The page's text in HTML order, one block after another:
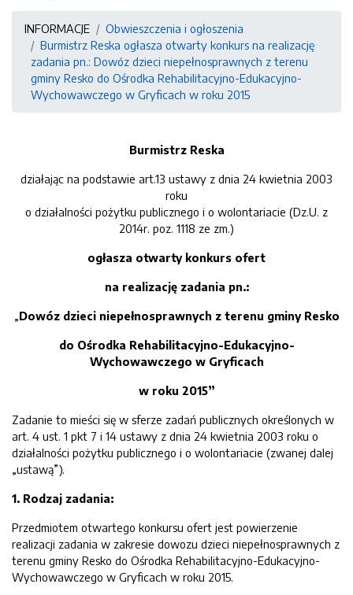
INFORMACJE
Obwieszczenia i ogłoszenia
Burmistrz Reska ogłasza otwarty konkurs na realizację
zadania pn.: Dowóz dzieci niepełnosprawnych z terenu
gminy Resko do Ośrodka Rehabilitacyjno-Edukacyjno-
Wychowawczego w Gryficach w roku 2015
Burmistrz Reska
działając na podstawie art.13 ustawy z dnia 24 kwietnia 2003
roku
o działalności pożytku publicznego i o wolontariacie (Dz.U. z
2014r. poz. 1118 ze zm.)
ogłasza otwarty konkurs ofert
na realizację zadania pn.:
„Dowóz dzieci niepełnosprawnych z terenu gminy Resko
do Ośrodka Rehabilitacyjno-Edukacyjno-
Wychowawczego w Gryficach
w roku 2015”
Zadanie to mieści się w sferze zadań publicznych określonych w
art. 4 ust. 1 pkt 7 i 14 ustawy z dnia 24 kwietnia 2003 roku o
działalności pożytku publicznego i o wolontariacie (zwanej dalej
„ustawą”).
1. Rodzaj zadania:
Przedmiotem otwartego konkursu ofert jest powierzenie
realizacji zadania w zakresie dowozu dzieci niepełnosprawnych z
terenu gminy Resko do Ośrodka Rehabilitacyjno-Edukacyjno-
Wychowawczego w Gryficach w roku 2015.